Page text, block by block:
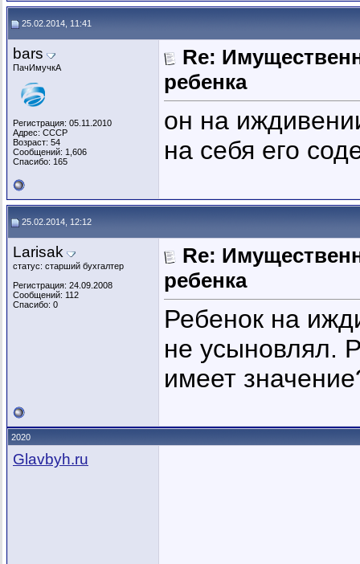
25.02.2014, 11:41
bars
ПачИмучкА
Регистрация: 05.11.2010
Адрес: СССР
Возраст: 54
Сообщений: 1,606
Спасибо: 165
Re:
ребенка
он на
на себя его
25.02.2014, 12:12
Larisak
статус: старший бухгалтер
Регистрация: 24.09.2008
Сообщений: 112
Спасибо: 0
Re:
ребенка
Ребенок на
не усыновлял.
имеет
2020
Glavbyh.ru